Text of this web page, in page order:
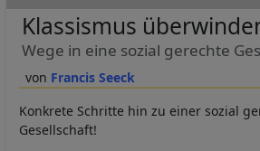
Francis Seeck
Klassismus
Wege in eine sozial gerechte
Konkrete Schritte hin zu einer sozial
Gesellschaft!